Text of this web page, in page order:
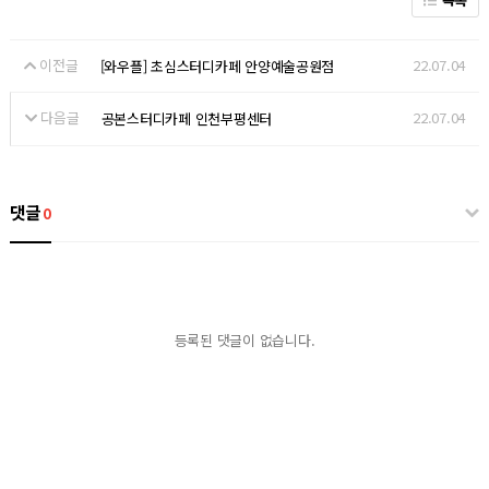
이전글 [와우플] 초심스터디카페 안양예술공원점 22.07.04
다음글 공본스터디카페 인천부평센터 22.07.04
댓글0
등록된 댓글이 없습니다.